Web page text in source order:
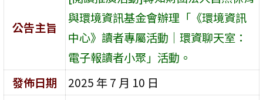
公告主旨
與環境資訊基金會辦理「《環境資訊
中心》讀者專屬活動｜環資聊天室：
電子報讀者小聚」活動。
發佈日期
2025 年 7 月 10 日